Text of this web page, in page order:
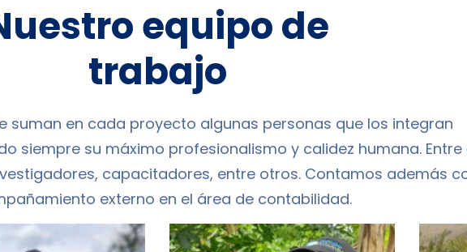
equipo de
trabajo
suman en cada proyecto algunas personas que los integran
siempre su máximo profesionalismo y calidez humana. Entre
capacitadores, entre otros. Contamos además
externo en el área de contabilidad.